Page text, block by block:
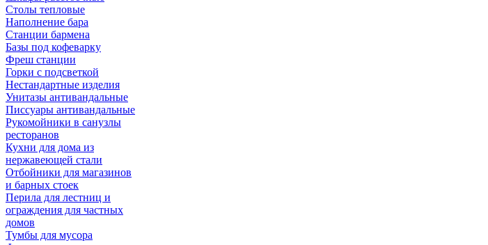
Столы тепловые
Наполнение бара
Станции бармена
Базы под кофеварку
Фреш станции
Горки с подсветкой
Нестандартные изделия
Унитазы антивандальные
Писсуары антивандальные
Рукомойники в санузлы
ресторанов
Кухни для дома из
нержавеющей стали
Отбойники для магазинов
и барных стоек
Перила для лестниц и
ограждения для частных
домов
Тумбы для мусора